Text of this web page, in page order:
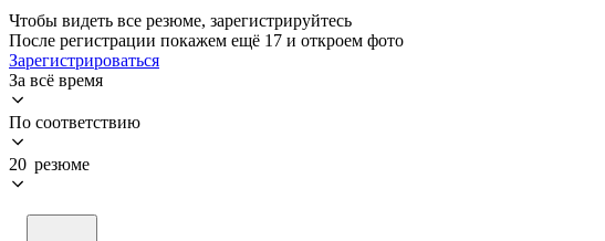
Чтобы видеть все резюме, зарегистрируйтесь
После регистрации покажем ещё 17 и откроем фото
Зарегистрироваться
За всё время
По соответствию
20 резюме